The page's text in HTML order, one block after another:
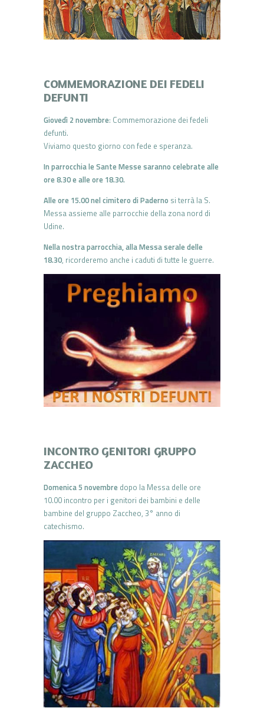
COMMEMORAZIONE DEI FEDELI
DEFUNTI
Giovedì 2 novembre: Commemorazione dei fedeli
defunti.
Viviamo questo giorno con fede e speranza.
In parrocchia le Sante Messe saranno celebrate alle
ore 8.30 e alle ore 18.30.
Alle ore 15.00 nel cimitero di Paderno si terrà la S.
Messa assieme alle parrocchie della zona nord di
Udine.
Nella nostra parrocchia, alla Messa serale delle
18.30, ricorderemo anche i caduti di tutte le guerre.
INCONTRO GENITORI GRUPPO
ZACCHEO
Domenica 5 novembre dopo la Messa delle ore
10.00 incontro per i genitori dei bambini e delle
bambine del gruppo Zaccheo, 3° anno di
catechismo.